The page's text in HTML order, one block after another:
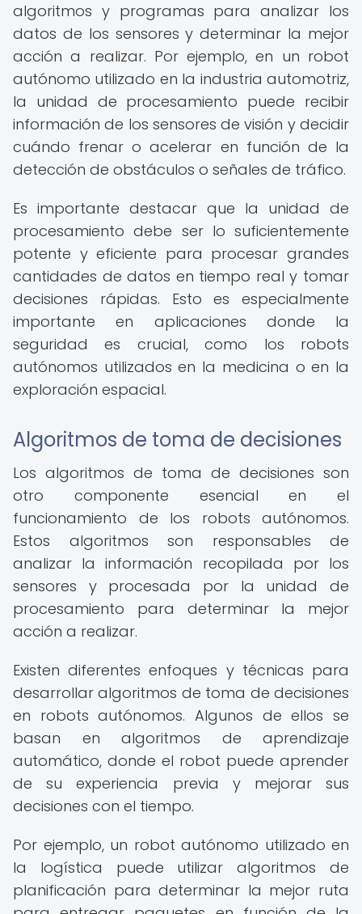
algoritmos y programas para analizar los
datos de los sensores y determinar la mejor
acción a realizar. Por ejemplo, en un robot
autónomo utilizado en la industria automotriz,
la unidad de procesamiento puede recibir
información de los sensores de visión y decidir
cuándo frenar o acelerar en función de la
detección de obstáculos o señales de tráfico.
Es importante destacar que la unidad de
procesamiento debe ser lo suficientemente
potente y eficiente para procesar grandes
cantidades de datos en tiempo real y tomar
decisiones rápidas. Esto es especialmente
importante en aplicaciones donde la
seguridad es crucial, como los robots
autónomos utilizados en la medicina o en la
exploración espacial.
Algoritmos de toma de decisiones
Los algoritmos de toma de decisiones son
otro componente esencial en el
funcionamiento de los robots autónomos.
Estos algoritmos son responsables de
analizar la información recopilada por los
sensores y procesada por la unidad de
procesamiento para determinar la mejor
acción a realizar.
Existen diferentes enfoques y técnicas para
desarrollar algoritmos de toma de decisiones
en robots autónomos. Algunos de ellos se
basan en algoritmos de aprendizaje
automático, donde el robot puede aprender
de su experiencia previa y mejorar sus
decisiones con el tiempo.
Por ejemplo, un robot autónomo utilizado en
la logística puede utilizar algoritmos de
planificación para determinar la mejor ruta